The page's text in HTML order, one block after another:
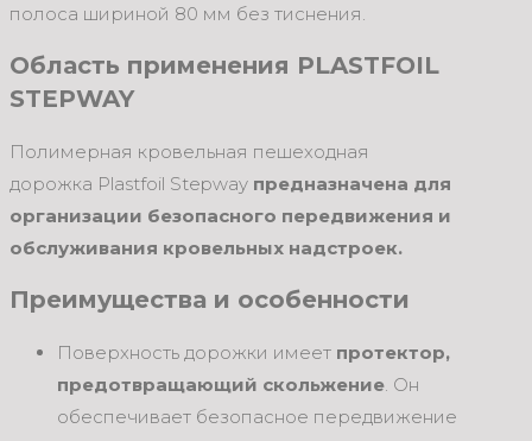
полоса шириной 80 мм без тиснения.
Область применения PLASTFOIL
STEPWAY
Полимерная кровельная пешеходная
дорожка Plastfoil Stepway предназначена для
организации безопасного передвижения и
обслуживания кровельных надстроек.
Преимущества и особенности
Поверхность дорожки имеет протектор,
предотвращающий скольжение. Он
обеспечивает безопасное передвижение